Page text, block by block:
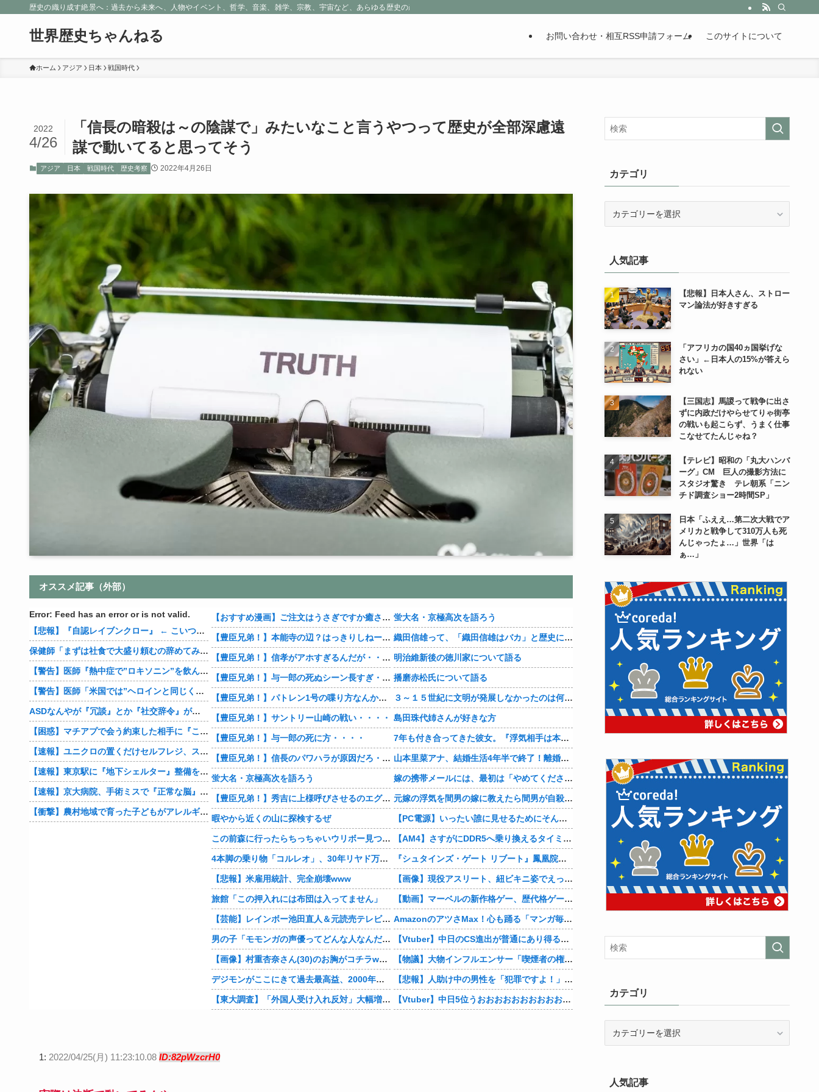
歴史の織り成す絶景へ：過去から未来へ、人物やイベント、哲学、音楽、雑学、宗教、宇宙など、あらゆる歴史の産物に包まれる魅惑の世界を探求しよう。歴史が苦手な人も魅了するまとめサイトです。
世界歴史ちゃんねる お問い合わせ・相互RSS申請フォーム このサイトについて
ホーム アジア 日本 戦国時代
「信長の暗殺は～の陰謀で」みたいなこと言うやつって歴史が全部深慮遠
謀で動いてると思ってそう
2022
4/26
アジア 日本 戦国時代 歴史考察 2022年4月26日
オススメ記事（外部）
Error: Feed has an error or is not valid.
【悲報】『自認レイブンクロー』 ← こいつらのタチ悪い率は異常
保健師「まずは社食で大盛り頼むの辞めてみます？」 ワイ「…食っちゃいけないものを売ってるのか？」
【警告】医師『熱中症で”ロキソニン”を飲んではいけない理由がこれ』
【警告】医師「米国では”ヘロインと同じくらいヤバい薬”が日本では平気で処方されてる」
ASDなんやが『冗談』とか『社交辞令』がマジでわからなくて怖い
【困惑】マチアプで会う約束した相手に『この返信』送ったらブロックされたんやが…
【速報】ユニクロの置くだけセルフレジ、スーパーにも導入へ
【速報】東京駅に『地下シェルター』整備を正式表明
【速報】京大病院、手術ミスで『正常な脳』を摘出 → 患者は自発呼吸不可能な植物状態に
【衝撃】農村地域で育った子どもがアレルギーやぜん息になりにくい『農場効果』を引き起こす細菌が判明
【おすすめ漫画】ご注文はうさぎですか癒される・・・・
【豊臣兄弟！】本能寺の辺？はっきりしねーなどこなんだよ・・・・
【豊臣兄弟！】信孝がアホすぎるんだが・・・・
【豊臣兄弟！】与一郎の死ぬシーン長すぎ・・・・
【豊臣兄弟！】パトレン1号の喋り方なんかクセになる・・・・
【豊臣兄弟！】サントリー山崎の戦い・・・・
【豊臣兄弟！】与一郎の死に方・・・・
【豊臣兄弟！】信長のパワハラが原因だろ・・・？
蛍大名・京極高次を語ろう
【豊臣兄弟！】秀吉に上様呼びさせるのエグいな・・・・
暇やから近くの山に探検するぜ
この前森に行ったらちっちゃいウリボー見つけた
4本脚の乗り物「コルレオ」、30年リヤド万博で披露へ 川崎重工が35年発売目指す
【悲報】米雇用統計、完全崩壊www
旅館「この押入れには布団は入ってません」
【芸能】レインボー池田直人＆元読売テレビ・佐藤佳奈アナが結婚
男の子「モモンガの声優ってどんな人なんだろ」→ググる
【画像】村重杏奈さん(30)のお胸がコチラwwwwwwwwwwww
デジモンがここにきて過去最高益、2000年のアニメ放送当時を上回る
【東大調査】「外国人受け入れ反対」大幅増 若い世代で多く
蛍大名・京極高次を語ろう
織田信雄って、「織田信雄はバカ」と歴史に書かれているが今まで家が残っているんでバカではないよな？
明治維新後の徳川家について語る
播磨赤松氏について語る
３～１５世紀に文明が発展しなかったのは何故か？
島田珠代姉さんが好きな方
7年も付き合ってきた彼女。『浮気相手は本気で好き、でも今の生活は壊したくない。あなたは家族で、浮気相手は恋人。それじゃ駄目なの？』人の心なんて持ってなかったｗ
山本里菜アナ、結婚生活4年半で終了！離婚コメントには疑問の声
嫁の携帯メールには、最初は「やめてください。警察に相談します」とかだったけど、最近は「昨日もすごかった。間君のが中でビクピｋ（ｒｙ」とｗ しかも羽目鳥も満載だった！
元嫁の浮気を間男の嫁に教えたら間男が自殺して、間男嫁から感謝されつつ元嫁に『いつ死ぬの？』と笑顔で言われた衝撃
【PC電源】いったい誰に見せるためにそんな所にLCD付けるのかな
【AM4】さすがにDDR5へ乗り換えるタイミング逃し感が半端ない
『シュタインズ・ゲート リブート』鳳凰院凶真が存在しないγ（ガンマ）世界線が追加される
【画像】現役アスリート、紐ビキニ姿でえっちな肉体ボロンwww
【動画】マーベルの新作格ゲー、歴代格ゲーのパロディが多すぎて話題にwwwwwww
AmazonのアツさMax！心も踊る「マンガ毎週末セール（50%還元）」2日目襲来！他
【Vtuber】中日のCS進出が普通にあり得るセリーグ他
【物議】大物インフルエンサー「喫煙者の権利がマジで侵害されてる。いくら税金払ってるんだ」他
【悲報】人助け中の男性を「犯罪ですよ！」と責めた女性、警察が来た瞬間逃げる他
【Vtuber】中日5位うおおおおおおおおおおおおおおおお他
1: 2022/04/25(月) 11:23:10.08 ID:82pWzcrH0
カテゴリ
人気記事
【悲報】日本人さん、ストロー
マン論法が好きすぎる
「アフリカの国40ヵ国挙げな
さい」←日本人の15%が答えら
れない
【三国志】馬謖って戦争に出さ
ずに内政だけやらせてりゃ街亭
の戦いも起こらず、うまく仕事
こなせてたんじゃね？
【テレビ】昭和の「丸大ハンバ
ーグ」CM 巨人の撮影方法に
スタジオ驚き テレ朝系「ニン
チド調査ショー2時間SP」
日本「ふええ…第二次大戦でア
メリカと戦争して310万人も死
んじゃったょ…」世界「は
ぁ…」
カテゴリ
人気記事